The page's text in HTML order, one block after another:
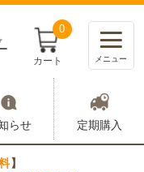
0
カート メニュー
らせ 定期購入
】